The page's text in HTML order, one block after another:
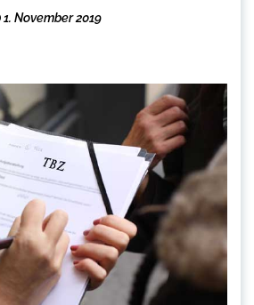
1. November 2019